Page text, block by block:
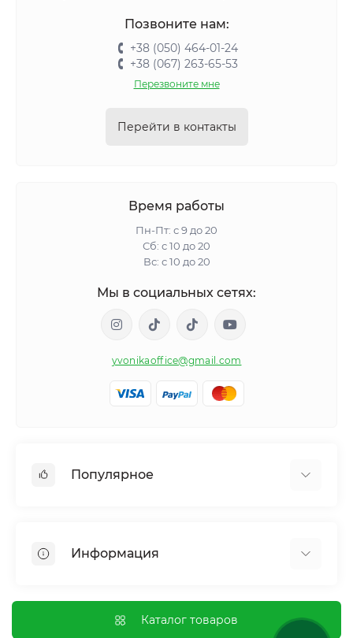
Позвоните нам:
+38 (050) 464-01-24
+38 (067) 263-65-53
Перезвоните мне
Перейти в контакты
Время работы
Пн-Пт: с 9 до 20
Сб: с 10 до 20
Вс: с 10 до 20
Мы в социальных сетях:
yvonikaoffice@gmail.com
Популярное
Обмен веществ и вес
Иммунная система
Гормональный баланс и обмен веществ
Информация
Оплата и доставка
Каталог товаров